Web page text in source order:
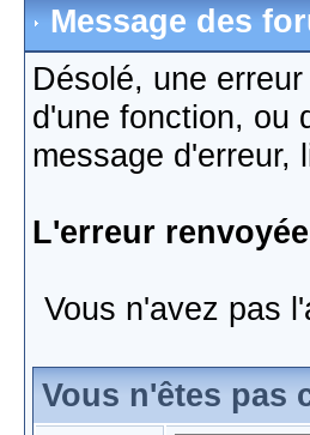
Message des
Désolé, une
d'une fonction, ou
message d'erreur,
L'erreur
Vous n'avez pas
Vous n'êtes pas